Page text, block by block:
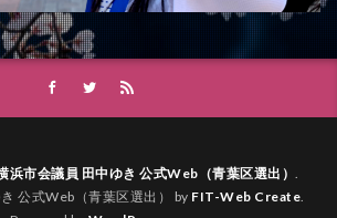
浜市会議員 田中ゆき 公式Web（青葉区選出） .
公式Web（青葉区選出） by FIT-Web Create.